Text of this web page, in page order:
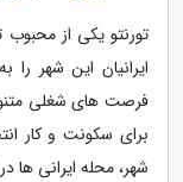
تورنتو یکی از
ایرانیان این شهر
فرصت های شغلی
برای سکونت و کار
شهر، محله ایرانی ها